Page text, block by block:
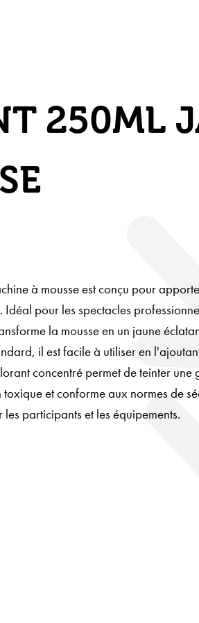
250ML
à mousse est conçu pour
Idéal pour les spectacles
la mousse en un jaune
il est facile à utiliser en
concentré permet de teinter une
et conforme aux normes de
participants et les équipements.